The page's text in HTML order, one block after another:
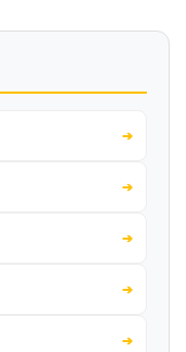
➔
➔
➔
➔
➔